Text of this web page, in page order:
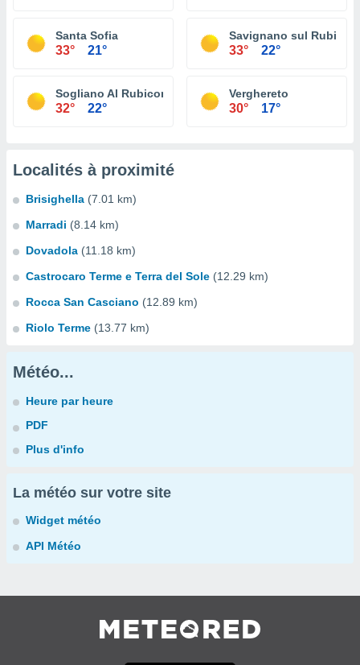
Santa Sofia
33° 21°
Savignano sul
33° 22°
Sogliano Al Rubicone
32° 22°
Verghereto
30° 17°
Localités à proximité
Brisighella (7.01 km)
Marradi (8.14 km)
Dovadola (11.18 km)
Castrocaro Terme e Terra del Sole (12.29 km)
Rocca San Casciano (12.89 km)
Riolo Terme (13.77 km)
Météo...
Heure par heure
PDF
Plus d'info
La météo sur votre site
Widget météo
API Météo